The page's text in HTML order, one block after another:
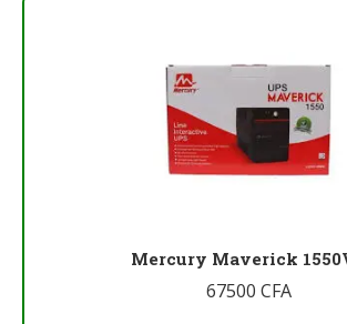
Mercury Maverick
67500 CFA